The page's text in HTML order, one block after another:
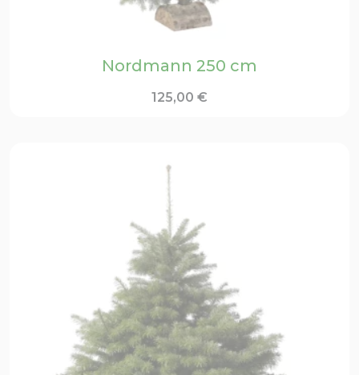
Nordmann 250 cm
125,00 €